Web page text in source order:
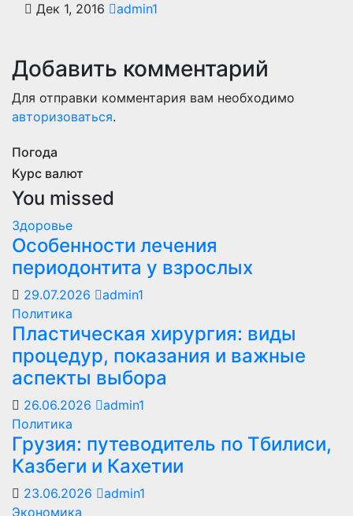
Дек 1, 2016 admin1
Добавить комментарий
Для отправки комментария вам необходимо
авторизоваться.
Погода
Курс валют
You missed
Здоровье
Особенности лечения
периодонтита у взрослых
29.07.2026
admin1
Политика
Пластическая хирургия: виды
процедур, показания и важные
аспекты выбора
26.06.2026
admin1
Политика
Грузия: путеводитель по Тбилиси,
Казбеги и Кахетии
23.06.2026
admin1
Экономика